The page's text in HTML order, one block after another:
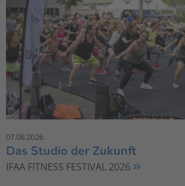
07.08.2026
Das Studio der Zukunft
IFAA FITNESS FESTIVAL 2026